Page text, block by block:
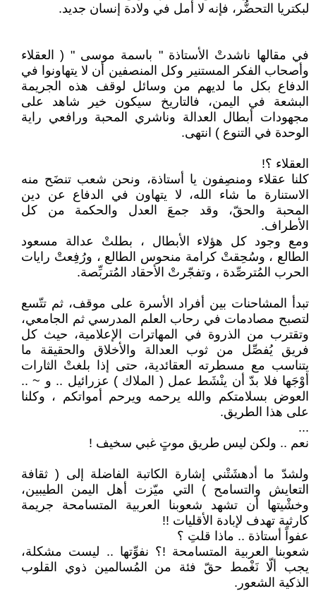
لبكتريا التحضُّر، فإنه لا أمل في ولادة إنسان جديد.
في مقالها ناشدتْ الأستاذة " باسمة موسى " ( العقلاء
وأصحاب الفكر المستنير وكل المنصفين أن لا يتهاونوا في
الدفاع بكل ما لديهم من وسائل لوقف هذه الجريمة
البشعة في اليمن، فالتاريخ سيكون خير شاهد على
مجهودات أبطال العدالة وناشري المحبة ورافعي راية
الوحدة في التنوع ) انتهى.
العقلاء ؟!
كلنا عقلاء ومنصِفون يا أستاذة، ونحن شعب تنضَح منه
الاستنارة ما شاء الله، لا يتهاون في الدفاع عن دين
المحبة والحقّ، وقد جمعَ العدل والحكمة من كل
الأطراف.
ومع وجود كل هؤلاء الأبطال ، بطلتْ عدالة مسعود
الطالع ، وسُحِقتْ كرامة منحوس الطالع ، ورُفِعتْ رايات
الحرب المُترصِّدة ، وتفجّرتْ الأحقاد المُتربِّصة.
تبدأ المشاحنات بين أفراد الأسرة على موقف، ثم تتّسع
لتصبح مصادمات في رحاب العلم المدرسي ثم الجامعي،
وتقترب من الذروة في المهاترات الإعلامية، حيث كل
فريق يُفصِّل من ثوب العدالة والأخلاق والحقيقة ما
يتناسب مع مسطرته العقائدية، حتى إذا بلغتْ الثارات
أوْجَها فلا بدّ أن ينْشَط عمل ( الملاك ) عزرائيل .. و ~ ..
العوض بسلامتكم والله يرحمه ويرحم أمواتكم ، وكلنا
على هذا الطريق.
...
نعم .. ولكن ليس طريق موتٍ غبي سخيف !
ولشدّ ما أدهشَتْني إشارة الكاتبة الفاضلة إلى ( ثقافة
التعايش والتسامح ) التي ميّزت أهل اليمن الطيبين،
وخشْيتها أن تشهد شعوبنا العربية المتسامحة جريمة
كارثية تهدف لإبادة الأقليات !!
عفواً أستاذة .. ماذا قلتِ ؟
شعوبنا العربية المتسامحة !؟ نفوِّتها .. ليست مشكلة،
يجب ألّا نَغْمط حقّ فئة من المُسالمين ذوي القلوب
الذكية الشعور.